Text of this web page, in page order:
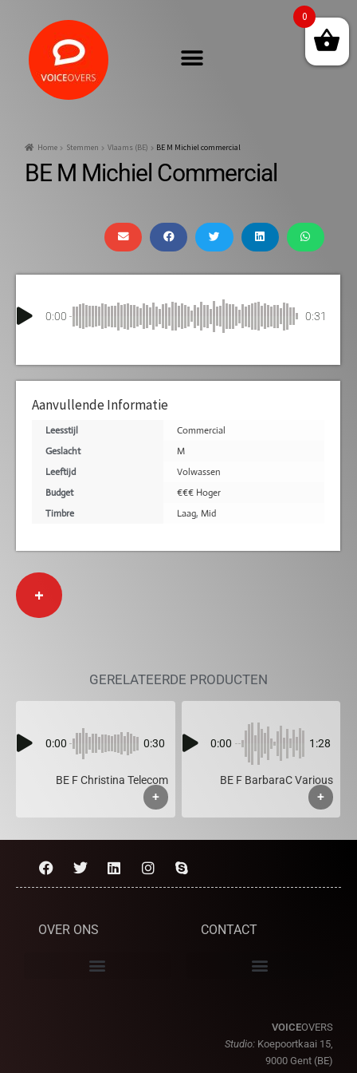
Home Stemmen Vlaams (BE) BE M Michiel commercial
BE M Michiel Commercial
0:00 0:31
Aanvullende Informatie
Leesstijl
Commercial
Geslacht
M
Leeftijd
Volwassen
Budget
€€€ Hoger
Timbre
Laag, Mid
+
GERELATEERDE PRODUCTEN
0:00 0:30
BE F Christina Telecom
+
0:00 1:28
BE F BarbaraC Various
+
OVER ONS CONTACT
VOICEOVERS
Studio: Koepoortkaai 15,
9000 Gent (BE)
0